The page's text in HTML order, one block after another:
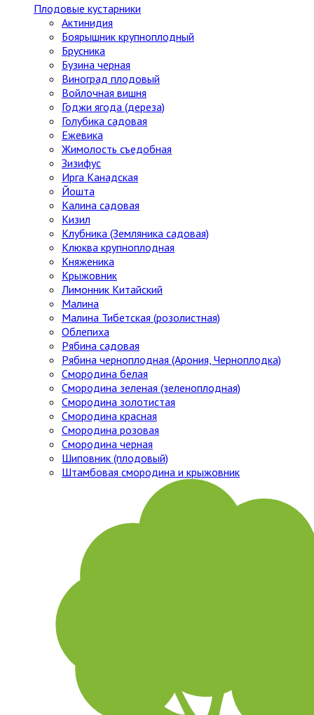
Плодовые кустарники
Актинидия
Боярышник крупноплодный
Брусника
Бузина черная
Виноград плодовый
Войлочная вишня
Годжи ягода (дереза)
Голубика садовая
Ежевика
Жимолость съедобная
Зизифус
Ирга Канадская
Йошта
Калина садовая
Кизил
Клубника (Земляника садовая)
Клюква крупноплодная
Княженика
Крыжовник
Лимонник Китайский
Малина
Малина Тибетская (розолистная)
Облепиха
Рябина садовая
Рябина черноплодная (Арония, Черноплодка)
Смородина белая
Смородина зеленая (зеленоплодная)
Смородина золотистая
Смородина красная
Смородина розовая
Смородина черная
Шиповник (плодовый)
Штамбовая смородина и крыжовник